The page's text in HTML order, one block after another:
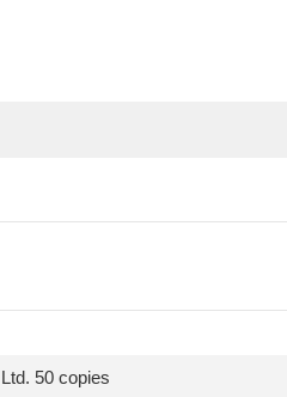
50 copies